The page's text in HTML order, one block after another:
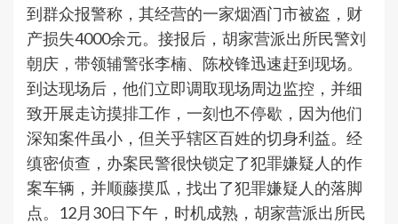
到群众报警称，其经营的一家烟酒门市被盗，财
产损失4000余元。接报后，胡家营派出所民警刘
朝庆，带领辅警张李楠、陈校锋迅速赶到现场。
到达现场后，他们立即调取现场周边监控，并细
致开展走访摸排工作，一刻也不停歇，因为他们
深知案件虽小，但关乎辖区百姓的切身利益。经
缜密侦查，办案民警很快锁定了犯罪嫌疑人的作
案车辆，并顺藤摸瓜，找出了犯罪嫌疑人的落脚
点。12月30日下午，时机成熟，胡家营派出所民